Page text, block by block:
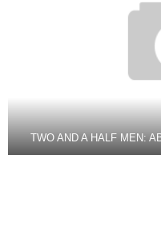
TWO AND A HALF MEN: